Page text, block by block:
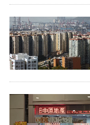
樓
市
理
商
業